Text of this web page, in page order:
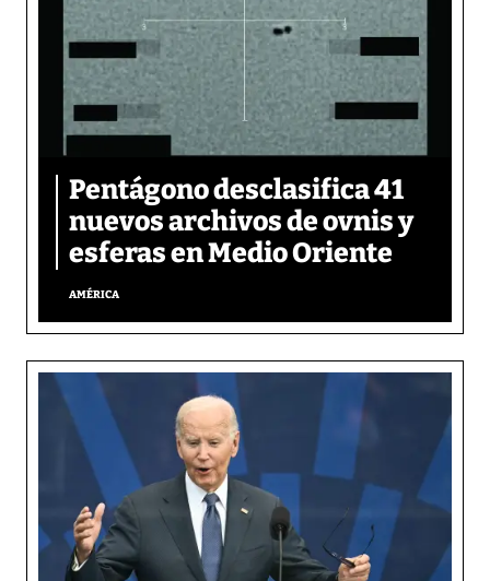
Pentágono desclasifica 41
nuevos archivos de ovnis y
esferas en Medio Oriente
AMÉRICA